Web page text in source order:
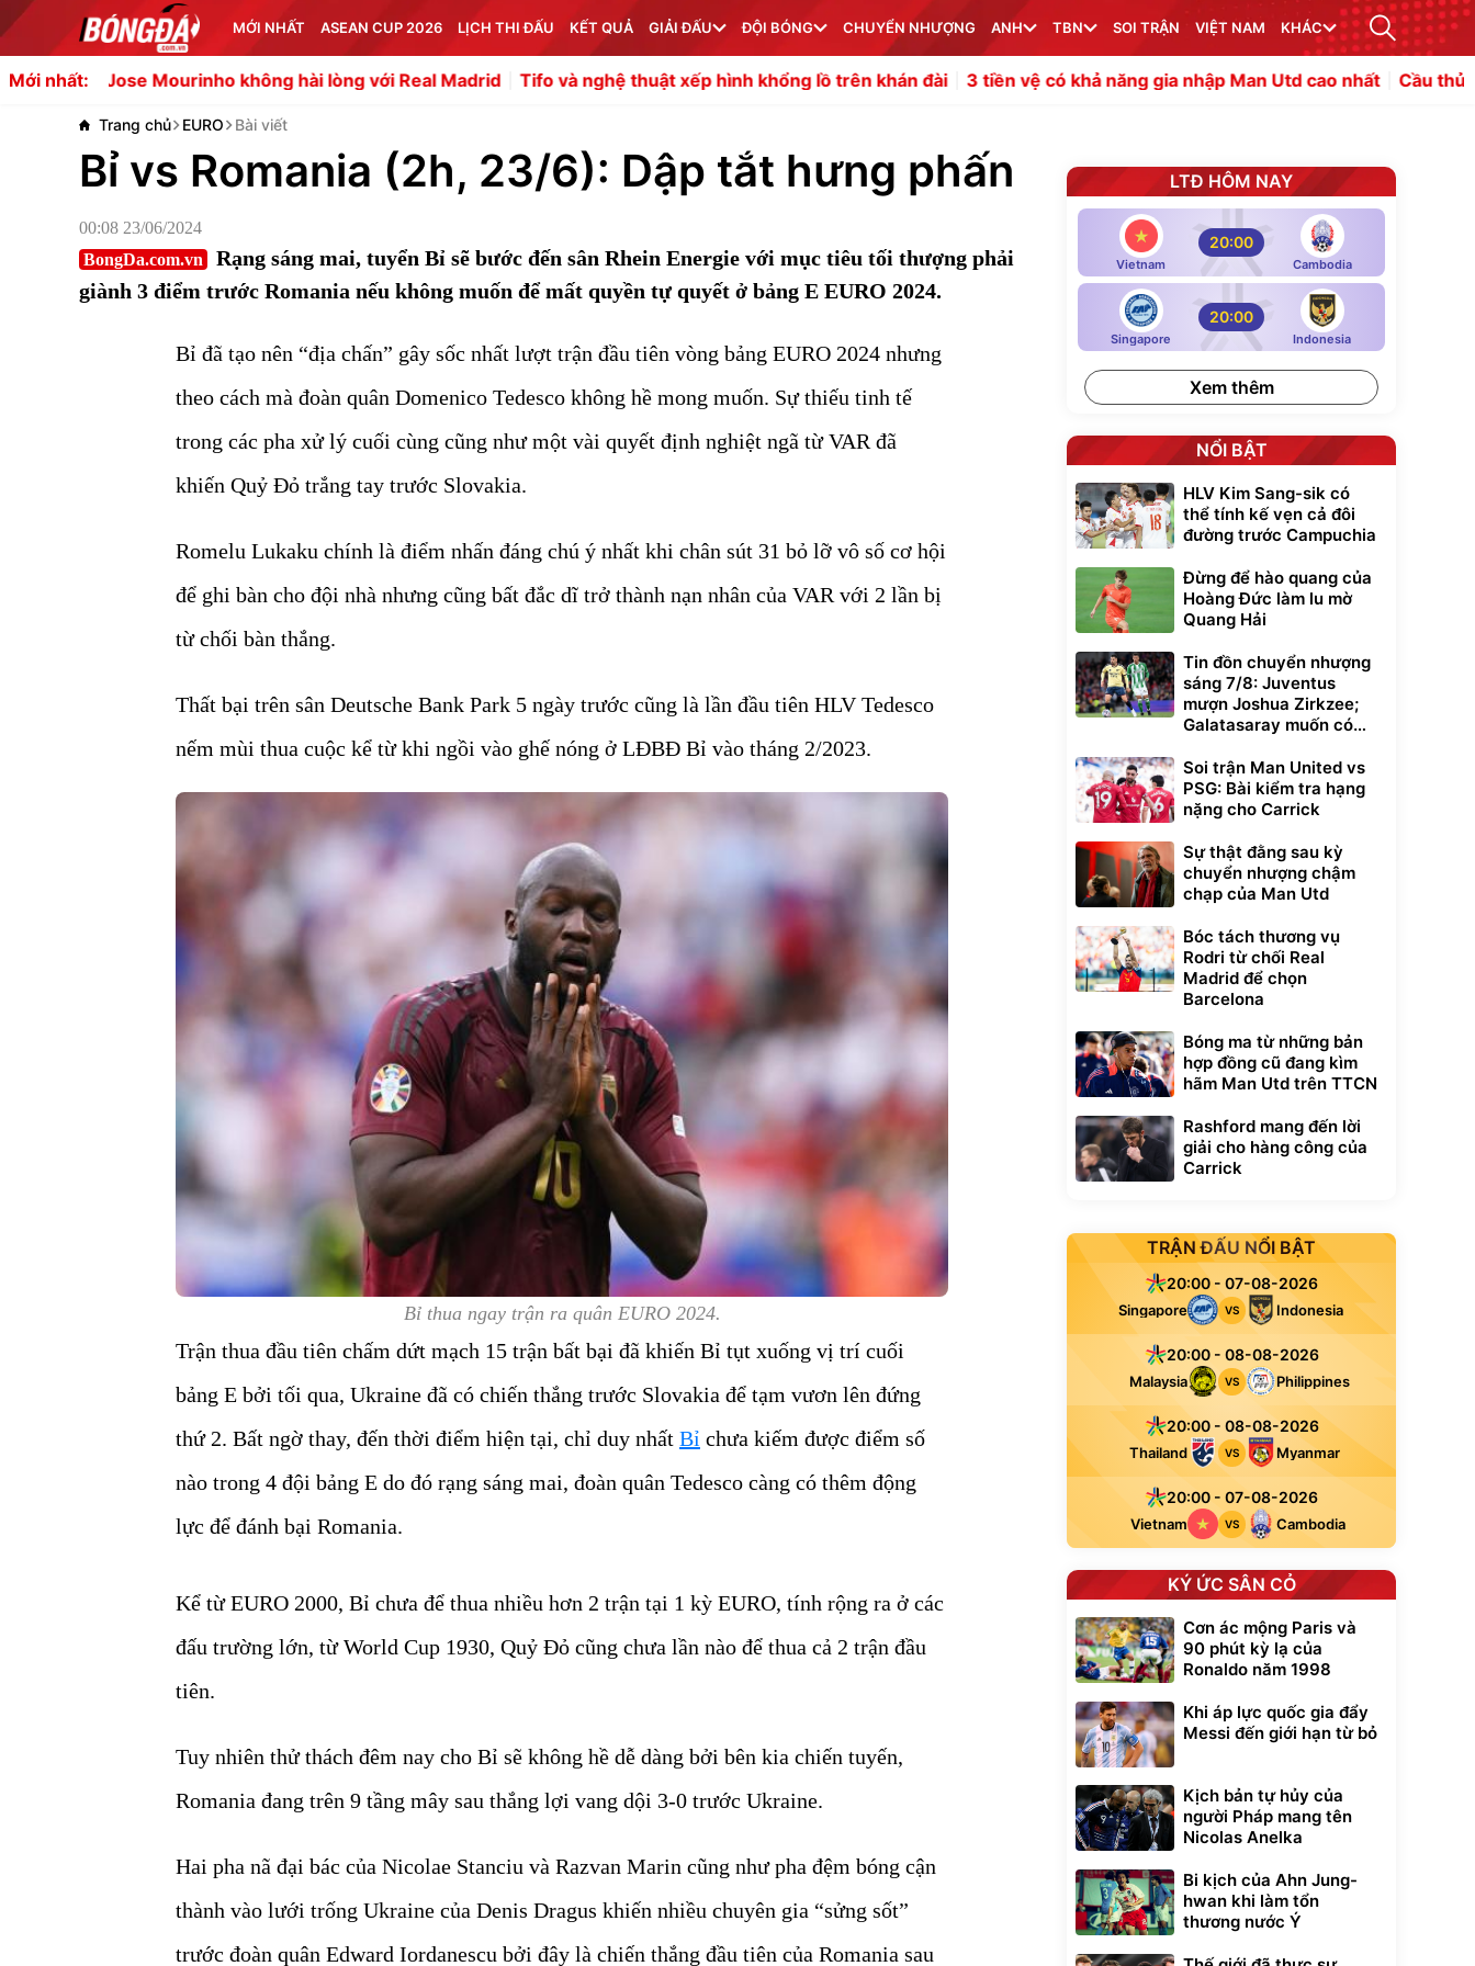
MỚI NHẤT ASEAN CUP 2026 LỊCH THI ĐẤU KẾT QUẢ GIẢI ĐẤU ĐỘI BÓNG CHUYỂN NHƯỢNG ANH TBN SOI TRẬN VIỆT NAM KHÁC
Mới nhất:
Jose Mourinho không hài lòng với Real Madrid Tifo và nghệ thuật xếp hình khổng lồ trên khán đài 3 tiền vệ có khả năng gia nhập Man Utd cao nhất Cầu thủ xuất sắc
Trang chủ EURO Bài viết
Bỉ vs Romania (2h, 23/6): Dập tắt hưng phấn
00:08 23/06/2024
BongDa.com.vn
Rạng sáng mai, tuyển Bỉ sẽ bước đến sân Rhein Energie với mục tiêu tối thượng phải
giành 3 điểm trước Romania nếu không muốn để mất quyền tự quyết ở bảng E EURO 2024.
Bỉ đã tạo nên “địa chấn” gây sốc nhất lượt trận đầu tiên vòng bảng EURO 2024 nhưng
theo cách mà đoàn quân Domenico Tedesco không hề mong muốn. Sự thiếu tinh tế
trong các pha xử lý cuối cùng cũng như một vài quyết định nghiệt ngã từ VAR đã
khiến Quỷ Đỏ trắng tay trước Slovakia.
Romelu Lukaku chính là điểm nhấn đáng chú ý nhất khi chân sút 31 bỏ lỡ vô số cơ hội
để ghi bàn cho đội nhà nhưng cũng bất đắc dĩ trở thành nạn nhân của VAR với 2 lần bị
từ chối bàn thắng.
Thất bại trên sân Deutsche Bank Park 5 ngày trước cũng là lần đầu tiên HLV Tedesco
nếm mùi thua cuộc kể từ khi ngồi vào ghế nóng ở LĐBĐ Bỉ vào tháng 2/2023.
Bỉ thua ngay trận ra quân EURO 2024.
Trận thua đầu tiên chấm dứt mạch 15 trận bất bại đã khiến Bỉ tụt xuống vị trí cuối
bảng E bởi tối qua, Ukraine đã có chiến thắng trước Slovakia để tạm vươn lên đứng
thứ 2. Bất ngờ thay, đến thời điểm hiện tại, chỉ duy nhất Bỉ chưa kiếm được điểm số
nào trong 4 đội bảng E do đó rạng sáng mai, đoàn quân Tedesco càng có thêm động
lực để đánh bại Romania.
Kể từ EURO 2000, Bỉ chưa để thua nhiều hơn 2 trận tại 1 kỳ EURO, tính rộng ra ở các
đấu trường lớn, từ World Cup 1930, Quỷ Đỏ cũng chưa lần nào để thua cả 2 trận đầu
tiên.
Tuy nhiên thử thách đêm nay cho Bỉ sẽ không hề dễ dàng bởi bên kia chiến tuyến,
Romania đang trên 9 tầng mây sau thắng lợi vang dội 3-0 trước Ukraine.
Hai pha nã đại bác của Nicolae Stanciu và Razvan Marin cũng như pha đệm bóng cận
thành vào lưới trống Ukraine của Denis Dragus khiến nhiều chuyên gia “sửng sốt”
trước đoàn quân Edward Iordanescu bởi đây là chiến thắng đầu tiên của Romania sau
LTĐ HÔM NAY
Vietnam
20:00
Cambodia
Singapore
20:00
Indonesia
Xem thêm
NỔI BẬT
HLV Kim Sang-sik có
thể tính kế vẹn cả đôi
đường trước Campuchia
Đừng để hào quang của
Hoàng Đức làm lu mờ
Quang Hải
Tin đồn chuyển nhượng
sáng 7/8: Juventus
mượn Joshua Zirkzee;
Galatasaray muốn có
Soi trận Man United vs
PSG: Bài kiểm tra hạng
nặng cho Carrick
Sự thật đằng sau kỳ
chuyển nhượng chậm
chạp của Man Utd
Bóc tách thương vụ
Rodri từ chối Real
Madrid để chọn
Barcelona
Bóng ma từ những bản
hợp đồng cũ đang kìm
hãm Man Utd trên TTCN
Rashford mang đến lời
giải cho hàng công của
Carrick
TRẬN ĐẤU NỔI BẬT
20:00 - 07-08-2026
Singapore VS Indonesia
20:00 - 08-08-2026
Malaysia VS Philippines
20:00 - 08-08-2026
Thailand VS Myanmar
20:00 - 07-08-2026
Vietnam VS Cambodia
KÝ ỨC SÂN CỎ
Cơn ác mộng Paris và
90 phút kỳ lạ của
Ronaldo năm 1998
Khi áp lực quốc gia đẩy
Messi đến giới hạn từ bỏ
Kịch bản tự hủy của
người Pháp mang tên
Nicolas Anelka
Bi kịch của Ahn Jung-
hwan khi làm tổn
thương nước Ý